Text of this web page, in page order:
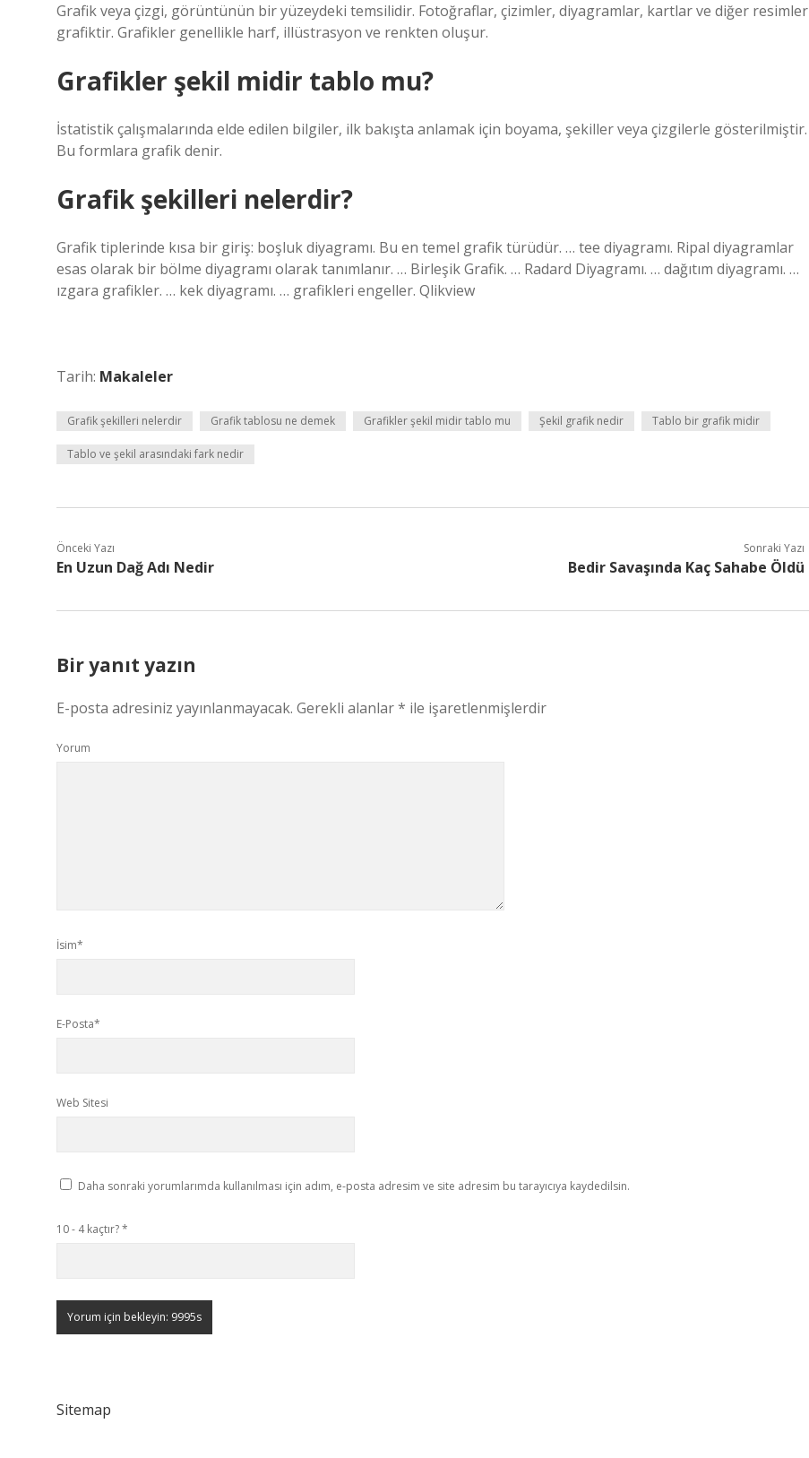
Grafik veya çizgi, görüntünün bir yüzeydeki temsilidir. Fotoğraflar, çizimler, diyagramlar, kartlar ve diğer resimler
grafiktir. Grafikler genellikle harf, illüstrasyon ve renkten oluşur.
Grafikler şekil midir tablo mu?
İstatistik çalışmalarında elde edilen bilgiler, ilk bakışta anlamak için boyama, şekiller veya çizgilerle gösterilmiştir.
Bu formlara grafik denir.
Grafik şekilleri nelerdir?
Grafik tiplerinde kısa bir giriş: boşluk diyagramı. Bu en temel grafik türüdür. … tee diyagramı. Ripal diyagramlar
esas olarak bir bölme diyagramı olarak tanımlanır. … Birleşik Grafik. … Radard Diyagramı. … dağıtım diyagramı. …
ızgara grafikler. … kek diyagramı. … grafikleri engeller. Qlikview
Tarih: Makaleler
Grafik şekilleri nelerdir Grafik tablosu ne demek Grafikler şekil midir tablo mu Şekil grafik nedir Tablo bir grafik midir
Tablo ve şekil arasındaki fark nedir
Önceki Yazı
En Uzun Dağ Adı Nedir
Sonraki Yazı
Bedir Savaşında Kaç Sahabe Öldü
Bir yanıt yazın
E-posta adresiniz yayınlanmayacak. Gerekli alanlar* ile işaretlenmişlerdir
Yorum
İsim*
E-Posta*
Web Sitesi
Daha sonraki yorumlarımda kullanılması için adım, e-posta adresim ve site adresim bu tarayıcıya kaydedilsin.
10 - 4 kaçtır?*
Sitemap